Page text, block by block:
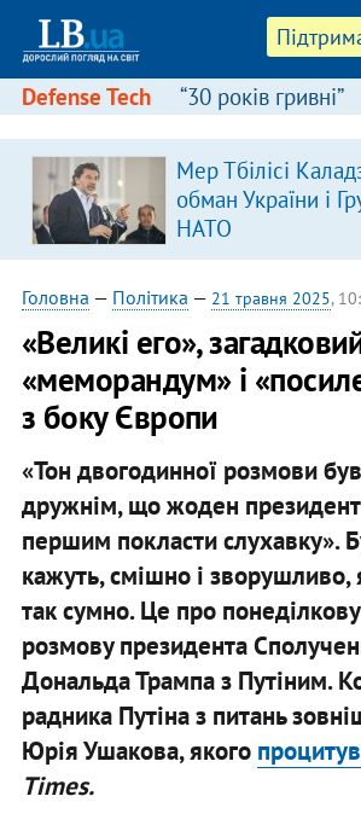
Defense Tech “30 років гривні”
Мер Тбілісі
обман України і
НАТО
Головна — Політика — 21 травня 2025,
«Великі его»,
«меморандум» і
з боку Європи
«Тон двогодинної розмови
дружнім, що жоден президент
першим покласти слухавку».
кажуть, смішно і зворушливо,
так сумно. Це про
розмову президента
Дональда Трампа з Путіним.
радника Путіна з питань
Юрія Ушакова, якого
Times.